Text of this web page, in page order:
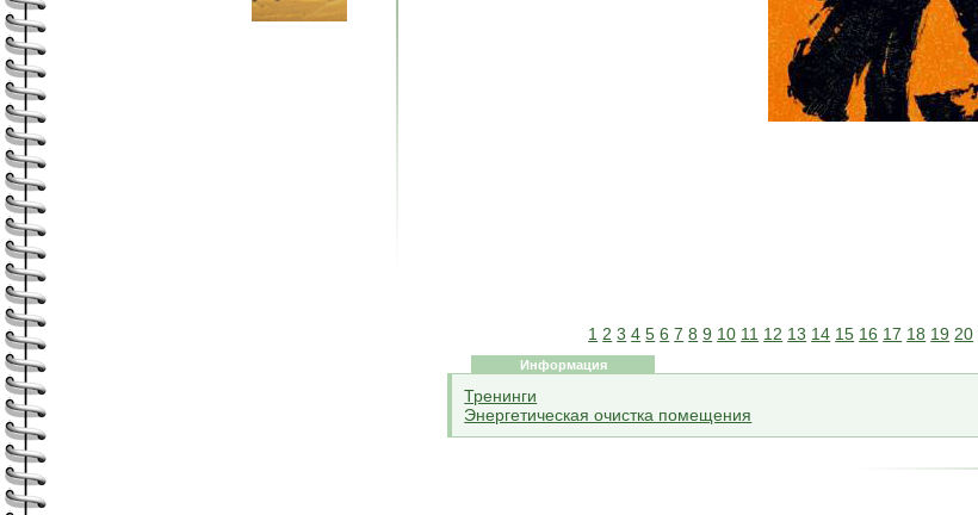
1 2 3 4 5 6 7 8 9 10 11 12 13 14 15 16 17 18 19 20
Информация
Тренинги
Энергетическая очистка помещения